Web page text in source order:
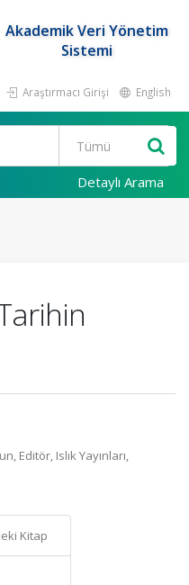
Akademik Veri Yönetim
Sistemi
Araştırmacı Girişi English
Detaylı Arama
Editör, Islık Yayınları,
Kitap